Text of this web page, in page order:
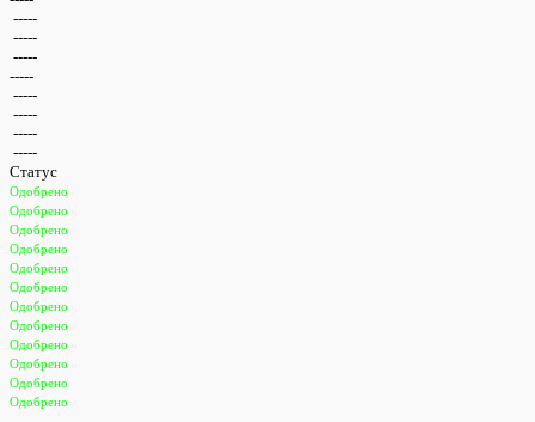
-----
-----
-----
-----
-----
-----
-----
-----
Статус
Одобрено
Одобрено
Одобрено
Одобрено
Одобрено
Одобрено
Одобрено
Одобрено
Одобрено
Одобрено
Одобрено
Одобрено